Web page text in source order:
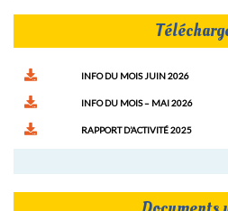
INFO DU MOIS JUIN 2026
INFO DU MOIS – MAI 2026
RAPPORT D’ACTIVITÉ 2025